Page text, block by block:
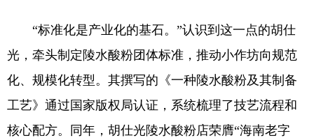
“标准化是产业化的基石。”认识到这一点的胡仕
光，牵头制定陵水酸粉团体标准，推动小作坊向规范
化、规模化转型。其撰写的《一种陵水酸粉及其制备
工艺》通过国家版权局认证，系统梳理了技艺流程和
核心配方。同年，胡仕光陵水酸粉店荣膺“海南老字